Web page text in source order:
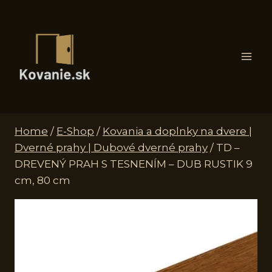
Home / E-Shop / Kovania a doplnky na dvere |
Dverné prahy | Dubové dverné prahy / TD –
DREVENÝ PRAH S TESNENÍM – DUB RUSTIK 9
cm, 80 cm